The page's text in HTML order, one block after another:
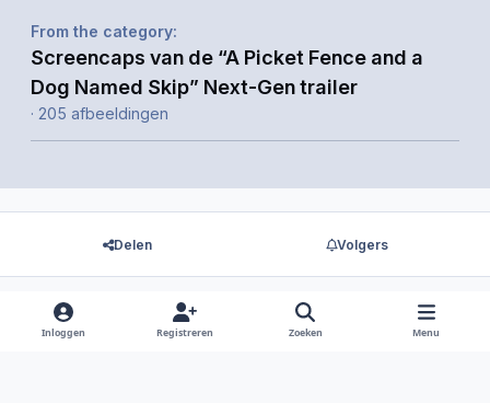
From the category:
Screencaps van de “A Picket Fence and a
Dog Named Skip” Next-Gen trailer
· 205 afbeeldingen
Delen Volgers
Er zijn geen reacties om weer te geven.
Inloggen Registreren Zoeken Menu